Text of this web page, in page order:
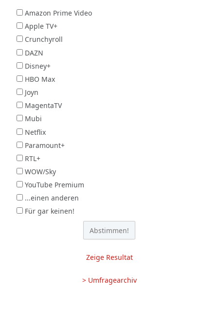
Amazon Prime Video
Apple TV+
Crunchyroll
DAZN
Disney+
HBO Max
Joyn
MagentaTV
Mubi
Netflix
Paramount+
RTL+
WOW/Sky
YouTube Premium
...einen anderen
Für gar keinen!
Zeige Resultat
> Umfragearchiv